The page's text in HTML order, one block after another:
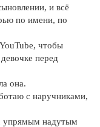
и всё
по имени, по
чтобы
перед
она.
с наручниками,
упрямым надутым